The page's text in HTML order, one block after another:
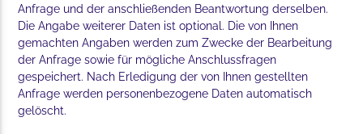
Anfrage und der anschließenden Beantwortung derselben.
Die Angabe weiterer Daten ist optional. Die von Ihnen
gemachten Angaben werden zum Zwecke der Bearbeitung
der Anfrage sowie für mögliche Anschlussfragen
gespeichert. Nach Erledigung der von Ihnen gestellten
Anfrage werden personenbezogene Daten automatisch
gelöscht.